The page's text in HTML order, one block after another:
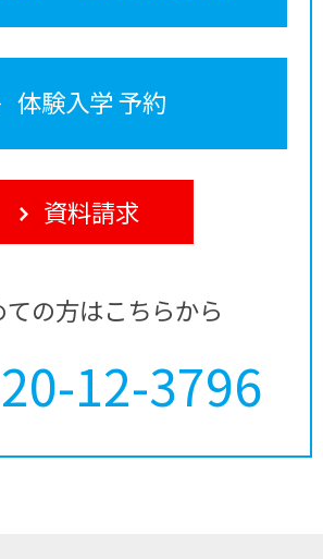
体験入学 予約
資料請求
ての方はこちらから
12-3796